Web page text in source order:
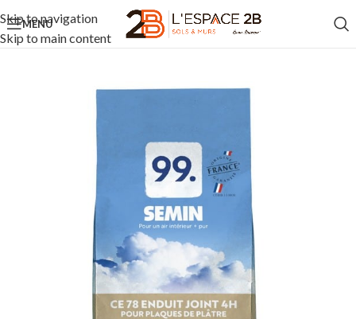
Skip to navigation
Skip to main content
MENU